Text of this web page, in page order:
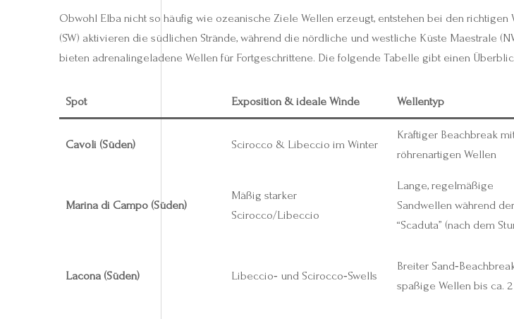
Obwohl Elba nicht so häufig wie ozeanische Ziele Wellen erzeugt, entstehen bei den
(SW) aktivieren die südlichen Strände, während die nördliche und westliche Küste Maestrale
bieten adrenalingeladene Wellen für Fortgeschrittene. Die folgende Tabelle gibt einen
Spot Exposition & ideale Winde Wellentyp
Cavoli (Süden) Scirocco & Libeccio im Winter
Kräftiger Beachbreak
röhrenartigen Wellen
Marina di Campo (Süden)
Mäßig starker
Scirocco/Libeccio
Lange, regelmäßige
Sandwellen während der
“Scaduta” (nach dem
Lacona (Süden) Libeccio‑ und Scirocco‑Swells
Breiter
spaßige Wellen bis ca.